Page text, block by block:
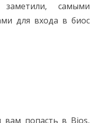
самыми
для входа в биос
вам попасть в Bios,